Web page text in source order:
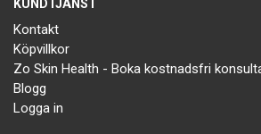
KUNDTJÄNST
Kontakt
Köpvillkor
Zo Skin Health - Boka kostnadsfri
Blogg
Logga in